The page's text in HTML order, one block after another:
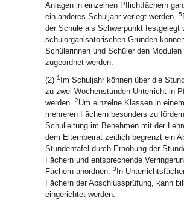
Anlagen in einzelnen Pflichtfächern
ein anderes Schuljahr verlegt werden. 5
der Schule als Schwerpunkt festgelegt
schulorganisatorischen Gründen
Schülerinnen und Schüler den
zugeordnet werden.
(2) 1 Im Schuljahr können über die
zu zwei Wochenstunden Unterricht in
werden. 2Um einzelne Klassen in
mehreren Fächern besonders zu
Schulleitung im Benehmen mit der
dem Elternbeirat zeitlich begrenzt ein
Stundentafel durch Erhöhung der
Fächern und entsprechende
Fächern anordnen. 3 In
Fächern der Abschlussprüfung, kann
eingerichtet werden.